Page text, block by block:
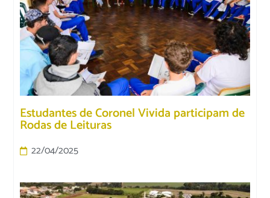
Estudantes de Coronel Vivida participam de
Rodas de Leituras
22/04/2025